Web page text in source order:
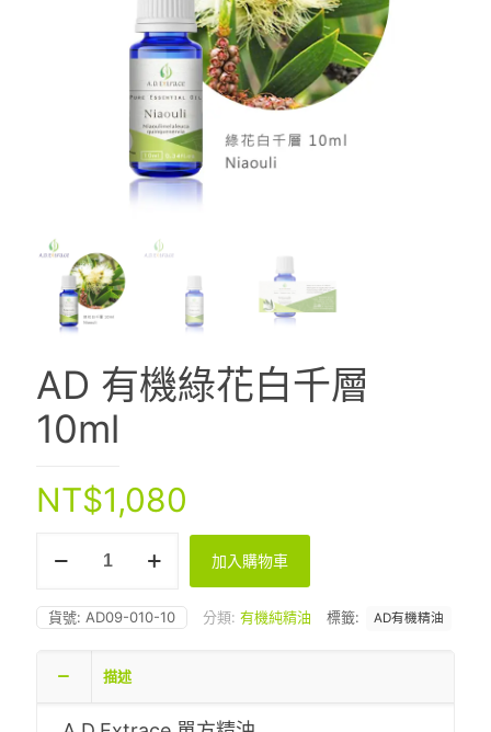
AD 有機綠花白千層
10ml
NT$1,080
綠
花
10ml
加入購物車
貨號: AD09-010-10 分類: 有機純精油 標籤: AD有機精油
描述